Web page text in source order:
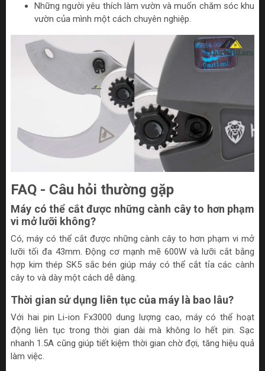
Những người yêu thích làm vườn và muốn chăm sóc khu
vườn của mình một cách chuyên nghiệp.
FAQ - Câu hỏi thường gặp
Máy có thể cắt được những cành cây to hơn phạm
vi mở lưỡi không?
Có, máy có thể cắt được những cành cây to hơn phạm vi mở
lưỡi tối đa 43mm. Động cơ mạnh mẽ 600W và lưỡi cắt bằng
hợp kim thép SK5 sắc bén giúp máy có thể cắt tỉa các cành
cây to và dày một cách dễ dàng.
Thời gian sử dụng liên tục của máy là bao lâu?
Với hai pin Li-ion Fx3000 dung lượng cao, máy có thể hoạt
động liên tục trong thời gian dài mà không lo hết pin. Sạc
nhanh 1.5A cũng giúp tiết kiệm thời gian chờ đợi, tăng hiệu quả
làm việc.